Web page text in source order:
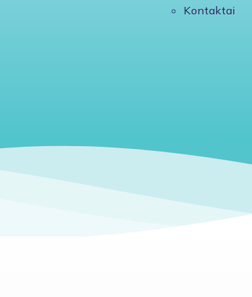
Kontaktai